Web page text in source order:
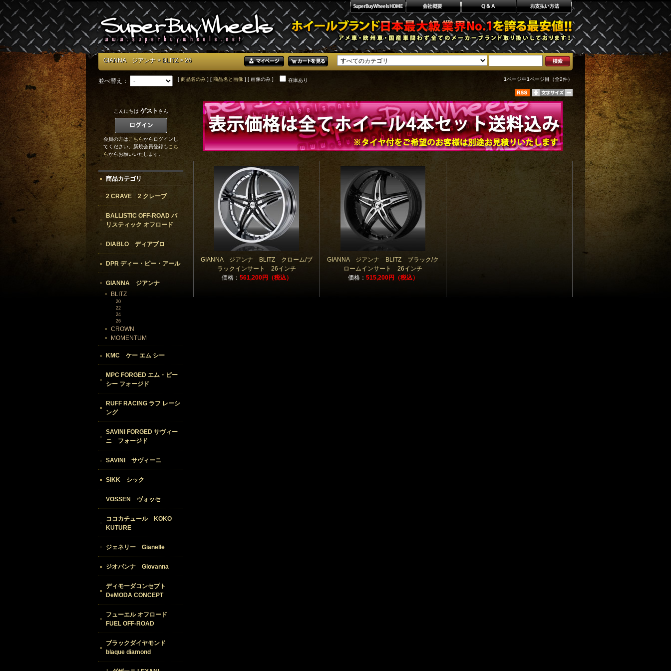
GIANNA ジアンナ > BLITZ> 26
並べ替え： [ 商品名のみ ] [ 商品名と画像 ] [ 画像のみ ] 在庫あり 1ページ中1ページ目（全2件）
GIANNA ジアンナ BLITZ クローム/ブ
ラックインサート 26インチ
価格： 561,200円（税込）
GIANNA ジアンナ BLITZ ブラック/ク
ロームインサート 26インチ
価格： 515,200円（税込）
こんにちは ゲスト さん
会員の方はこちらからログインし
てください。新規会員登録もこち
らからお願いいたします。
商品カテゴリ
2 CRAVE 2 クレーブ
BALLISTIC OFF-ROAD バ
リスティック オフロード
DIABLO ディアブロ
DPR ディー・ピー・アール
GIANNA ジアンナ
BLITZ
20
22
24
26
CROWN
MOMENTUM
KMC ケー エム シー
MPC FORGED エム・ピー
シー フォージド
RUFF RACING ラフ レーシ
ング
SAVINI FORGED サヴィー
ニ フォージド
SAVINI サヴィーニ
SIKK シック
VOSSEN ヴォッセ
ココカチュール KOKO
KUTURE
ジェネリー Gianelle
ジオバンナ Giovanna
ディモーダコンセプト
DeMODA CONCEPT
フューエル オフロード
FUEL OFF-ROAD
ブラックダイヤモンド
blaque diamond